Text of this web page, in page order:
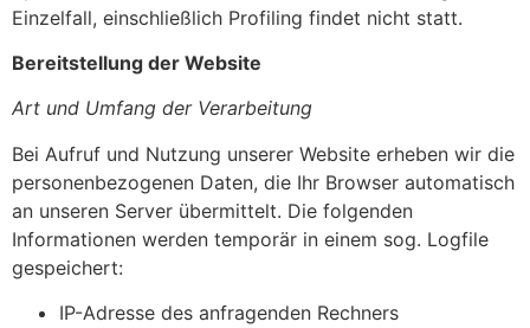
Einzelfall, einschließlich Profiling findet nicht statt.
Bereitstellung der Website
Art und Umfang der Verarbeitung
Bei Aufruf und Nutzung unserer Website erheben wir die
personenbezogenen Daten, die Ihr Browser automatisch
an unseren Server übermittelt. Die folgenden
Informationen werden temporär in einem sog. Logfile
gespeichert:
IP-Adresse des anfragenden Rechners